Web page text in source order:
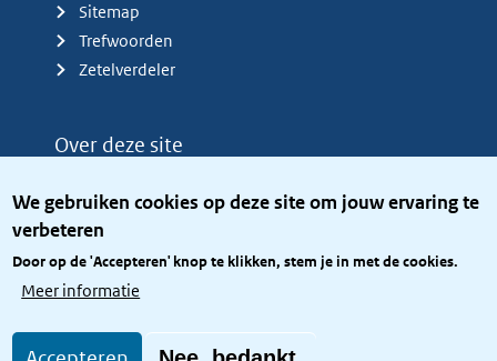
We gebruiken cookies op deze site om jouw ervaring te
verbeteren
Door op de 'Accepteren' knop te klikken, stem je in met de cookies.
Meer informatie
Sitemap
Trefwoorden
Zetelverdeler
Over deze site
Privacy
Toegang site openbaar
Toegankelijkheid